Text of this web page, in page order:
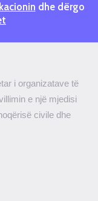
dhe dërgo
i organizatave të
e një mjedisi
civile dhe